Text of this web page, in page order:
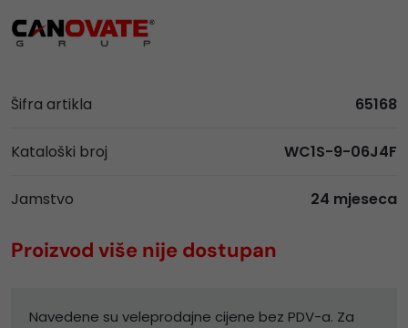
Šifra artikla 65168
Kataloški broj WC1S-9-06J4F
Jamstvo 24 mjeseca
Proizvod više nije dostupan
Navedene su veleprodajne cijene bez PDV-a. Za